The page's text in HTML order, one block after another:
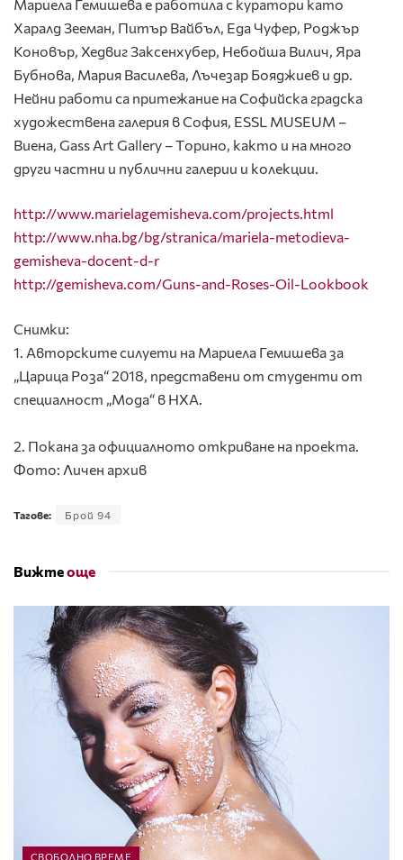
Мариела Гемишева е работила с куратори като
Харалд Зееман, Питър Вайбъл, Еда Чуфер, Роджър
Коновър, Хедвиг Заксенхубер, Небойша Вилич, Яра
Бубнова, Мария Василева, Лъчезар Бояджиев и др.
Нейни работи са притежание на Софийска градска
художествена галерия в София, ESSL MUSEUM –
Виена, Gass Art Gallery – Tорино, както и на много
други частни и публични галерии и колекции.
http://www.marielagemisheva.com/projects.html
http://www.nha.bg/bg/stranica/mariela-metodieva-
gemisheva-docent-d-r
http://gemisheva.com/Guns-and-Roses-Oil-Lookbook
Снимки:
1. Авторските силуети на Мариела Гемишева за
„Царица Роза“ 2018, представени от студенти от
специалност „Мода“ в НХА.
2. Покана за официалното откриване на проекта.
Фото: Личен архив
Тагове: Брой 94
Вижтеоще
СВОБОДНО ВРЕМЕ